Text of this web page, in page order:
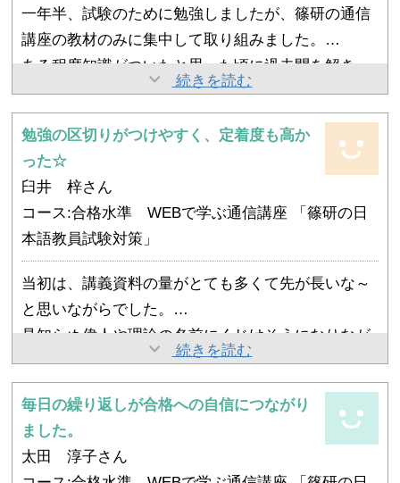
試験Ⅱも最後の最後でコツが分かり、試験では8割
以上のできでした。セミナーにも積極的に参加し、
WEB講座の仲間と励みました。
一年半、試験のために勉強しましたが、篠研の通信
講座の教材のみに集中して取り組みました。
ある程度知識がついたと思った頃に過去問を解き、
分からないところを調べるために通信講座の教材に
戻り・・・を繰り返しました。
これが結局、合格までの一番の近道であったと思い
ます。
篠研の学習資料は、検定試験の出題範囲がしっかり
に役立つよう、プロの指導者の視点から作られてい
ます。
そのおかげで、検定試験合格の先にある自分の姿を
思い描きながら、楽しんで勉強に取り組むことがで
きました。
幸い、一度の受験で合格できましたが、私にとって
検定試験合格はスタートラインに過ぎません。
これからますます自己研鑽に励み、学習者に日本語
の楽しさを伝えられる教師になっていきたいです。
本当にありがとうございました！
続きを読む
勉強の区切りがつけやすく、定着度も高か
った☆
臼井 梓さん
コース:合格水準 WEBで学ぶ通信講座 「篠研の日
本語教員試験対策」
当初は、講義資料の量がとても多くて先が長いな～
と思いながらでした。
見知らぬ偉人や理論の名前にくじけそうになりなが
らも、何度も何度も講義資料で説明が出てくるのを
見て、大事な情報がだんだん頭に入るようになりま
した。資料が口語で書かれていることから頭にも入
りやすく、篠崎先生が実際に学生さんと接したエピ
ソードも印象に残っています。
おかげで、令和三年の試験では安全圏で合格するこ
めたのは4カ月前でしたが、その分、一日の大半を
勉強に費やしていたので、その姿を見ていた家族か
らは本当に頑張ったね、絶対に受かると思ってた
よ、と自分のことのように喜んでもらえました。
私は現在、実際に日本語を教えていて、具体的な学
習者さんの反応がイメージできたので理論なども頭
に入りやすかったのだと思います。もし時間が許せ
続きを読む
毎日の繰り返しが合格への自信につながり
ました。
太田 淳子さん